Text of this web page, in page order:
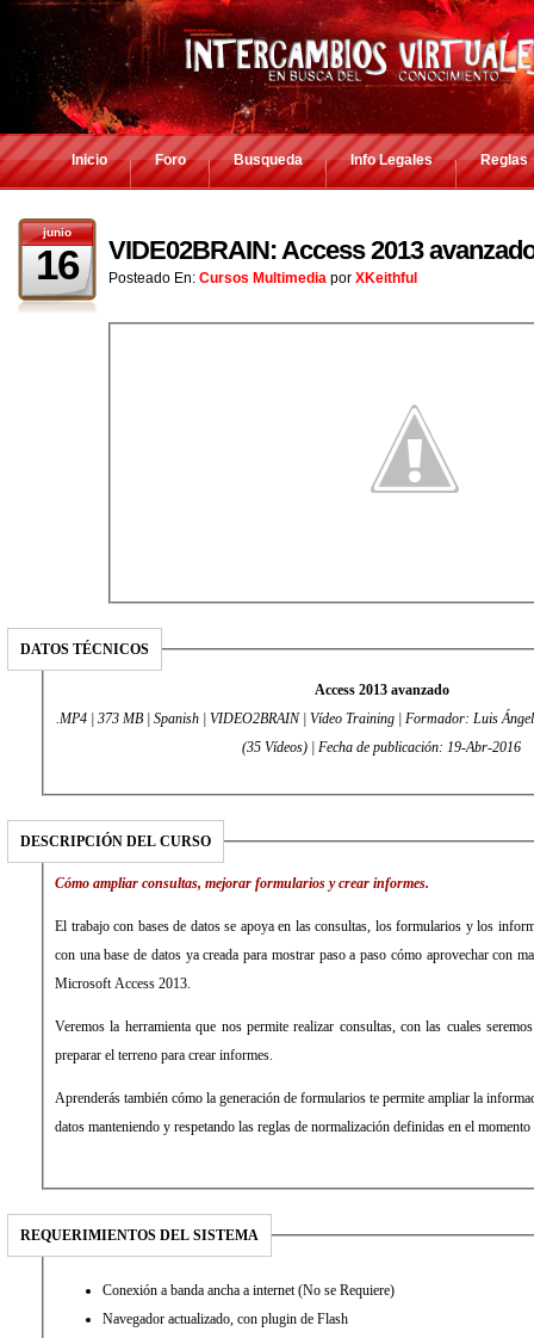
Inicio Foro Busqueda Info Legales Reglas
junio
16 VIDE02BRAIN: Access 2013
Posteado En: Cursos Multimedia por XKeithful
DATOS TÉCNICOS
Access 2013 avanzado
.MP4 | 373 MB | Spanish | VIDEO2BRAIN | Vídeo Training | Formador: Luis
(35 Vídeos) | Fecha de publicación: 19-Abr-2016
DESCRIPCIÓN DEL CURSO
Cómo ampliar consultas, mejorar formularios y crear informes.
El trabajo con bases de datos se apoya en las consultas, los formularios y los
con una base de datos ya creada para mostrar paso a paso cómo aprovechar con
Microsoft Access 2013.
Veremos la herramienta que nos permite realizar consultas, con las cuales
preparar el terreno para crear informes.
Aprenderás también cómo la generación de formularios te permite ampliar la
datos manteniendo y respetando las reglas de normalización definidas en el momento
REQUERIMIENTOS DEL SISTEMA
Conexión a banda ancha a internet (No se Requiere)
Navegador actualizado, con plugin de Flash